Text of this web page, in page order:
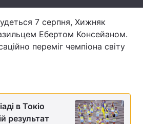
Вакансії
7 серпня, Хижняк
Ебертом Консейаном.
переміг чемпіона світу
в Токіо
результат